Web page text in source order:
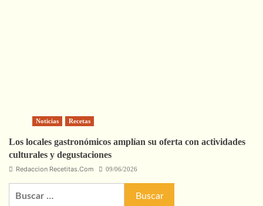
Noticias Recetas
Los locales gastronómicos amplían su oferta con actividades
culturales y degustaciones
Redaccion Recetitas.Com 09/06/2026